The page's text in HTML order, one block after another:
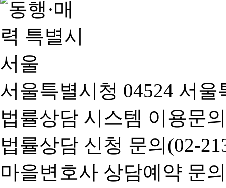
서울특별시청 04524 서
법률상담 시스템 이용문
법률상담 신청 문의(02-
마을변호사 상담예약 문